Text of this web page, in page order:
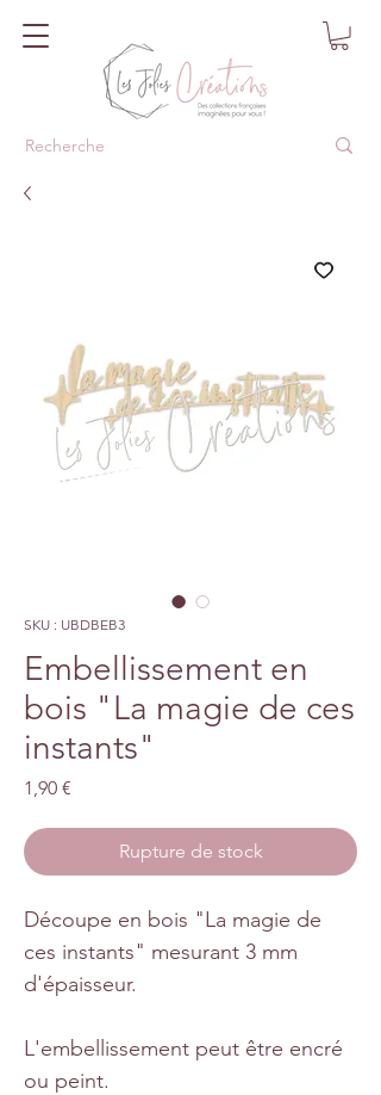
SKU : UBDBEB3
Embellissement en
bois "La magie de ces
instants"
1,90 €
Rupture de stock
Découpe en bois "La magie de
ces instants" mesurant 3 mm
d'épaisseur.
L'embellissement peut être encré
ou peint.